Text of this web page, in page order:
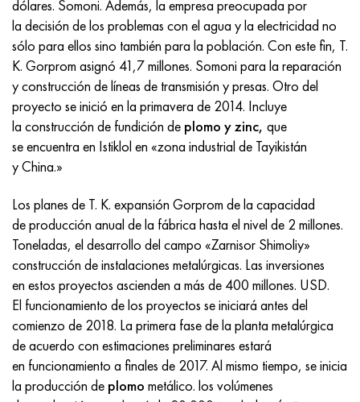
dólares. Somoni. Además, la empresa preocupada por
la decisión de los problemas con el agua y la electricidad no
sólo para ellos sino también para la población. Con este fin, T.
K. Gorprom asignó 41,7 millones. Somoni para la reparación
y construcción de líneas de transmisión y presas. Otro del
proyecto se inició en la primavera de 2014. Incluye
la construcción de fundición de plomo y zinc, que
se encuentra en Istiklol en «zona industrial de Tayikistán
y China.»
Los planes de T. K. expansión Gorprom de la capacidad
de producción anual de la fábrica hasta el nivel de 2 millones.
Toneladas, el desarrollo del campo «Zarnisor Shimoliy»
construcción de instalaciones metalúrgicas. Las inversiones
en estos proyectos ascienden a más de 400 millones. USD.
El funcionamiento de los proyectos se iniciará antes del
comienzo de 2018. La primera fase de la planta metalúrgica
de acuerdo con estimaciones preliminares estará
en funcionamiento a finales de 2017. Al mismo tiempo, se inicia
la producción de plomo metálico. los volúmenes
Incotherm
incotest
Jette M152
Cobalto 6B
maraging 250
René 41
Maraging 300
Maraging 350
MP35N
MP159
47ND
47НХР
49KF
49K2F, 49K2FA-VI
Aleación 50N
Aleación 50NP
50NHS
Aleación 52N
52K12F
56DGNH
HN62VMYUT
HN62MVKYU
HN63MB
XN65VM
KhN65VMTYu
KhN67MVTYu
KhN68VKTYU
KhN68VMTYUK-vd
KhN70VMTYu
HN73MBTYu
VT-35
PT-1M
PT-3V
PT-7M
2B
SPT-2 sv
A LAS 3
3M
TL3
5B
1.4466 - AISI 310MoLn
Aleación Al6xn
15-7Ph® - 1.4532
PH 13-8 meses - 1.4534
1.4542 - 17-4Ph®
Custom 455® - 1.4543 - uns s45500
1.4545 - 15-5Ph®
1.4548 - 17-4Ph®
1.4550 - AISI 347
1.4567 - AISI 304Cu
10X17H13M3T
10X18N18Yu4D
11X11N2V2MF
12Х18Н9Т
13X11N2V2MF
15x11mf
15х12vnmf
15Х12Н2MVFAB
15X16K5N2MVFAB
15X16H2AM
2,0872, CuNi10Fe1Mn, Cw352h
Bronce aluminio silicio
CW301G, C64200
bronce de silicio
C65500, CuAl11Fe3
C65620, CuSi3Fe2Zn3
C65100, CuSi1.5
Bronce estaño-plomo
c92200, CuSn6Zn4Pb2
latón rojo
C84400, CuSn2ZnPb
C83600, CuSn5ZnPb
45G2, 45g2, AISI 1144
Aleación de acero estructural
10g2, 10g2, AISI 1513
12X2H4A, 15NiCr13, 1.5752
AC14, 11SMnPb30
20G, 20mn5
20XH3A, AISI 4320, 20hn3a
20HM, 24CrMo5, 20hm
25KhGM, 20CrMo5, 1.7264
30X, AISI 5130, 30h
Р6М5, 1.3343, hs6-5-2, sw7m
Р6М5К5, 1.3243, hs6-5-2-5
R6M5F3, 1.3344, hs6-5-3
9М4К8,1.3207
R12F3, 1.3318, sw12
P18, 1,3355, hs18-0-1, sw18
Acero carbono
10,1.1645, C105W1
11G12, 110G13L, X120Mn12